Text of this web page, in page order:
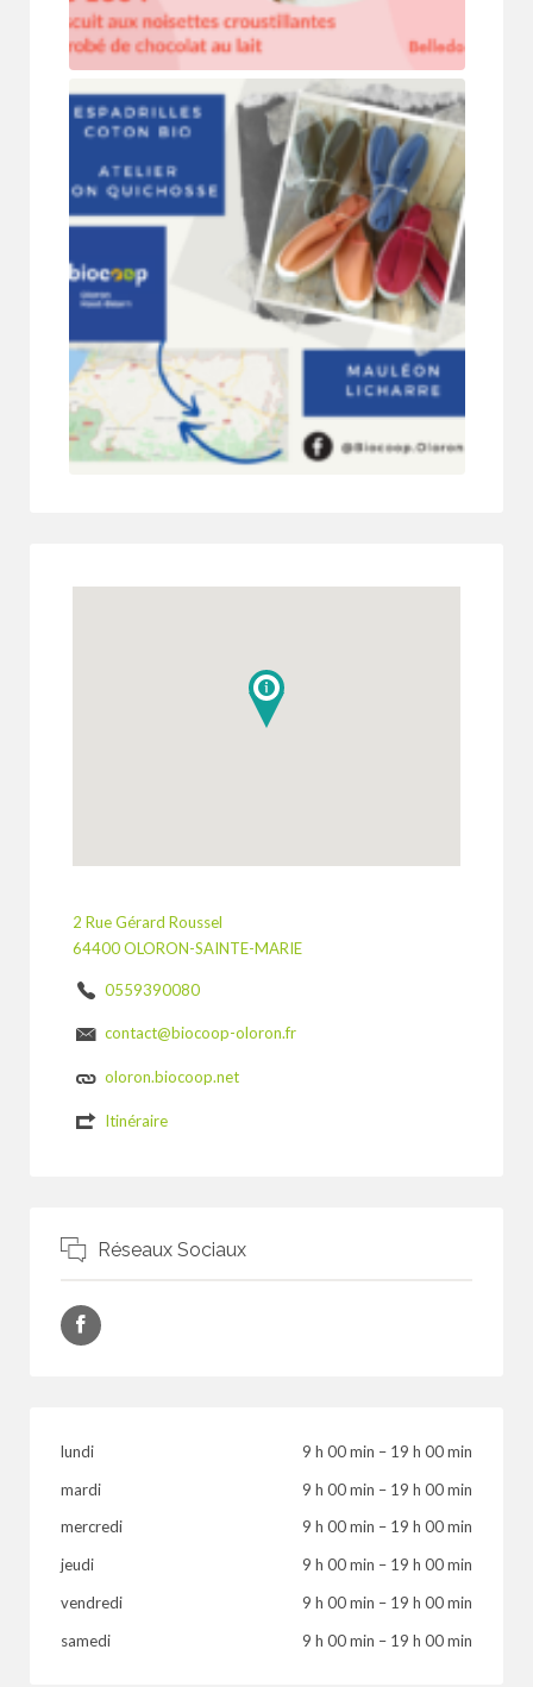
2 Rue Gérard Roussel
64400 OLORON-SAINTE-MARIE
0559390080
contact@biocoop-oloron.fr
oloron.biocoop.net
Itinéraire
Réseaux Sociaux
lundi 9 h 00 min – 19 h 00 min
mardi
9 h 00 min – 19 h 00 min
mercredi
9 h 00 min – 19 h 00 min
jeudi
9 h 00 min – 19 h 00 min
vendredi
9 h 00 min – 19 h 00 min
samedi
9 h 00 min – 19 h 00 min